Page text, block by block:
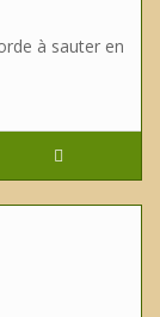
à sauter en